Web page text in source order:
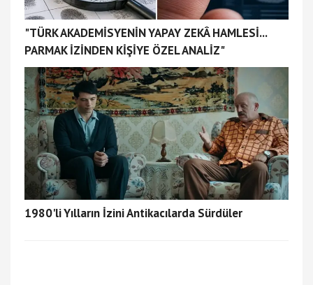
"TÜRK AKADEMİSYENİN YAPAY ZEKÂ HAMLESİ...
PARMAK İZİNDEN KİŞİYE ÖZEL ANALİZ"
1980'li Yılların İzini Antikacılarda Sürdüler